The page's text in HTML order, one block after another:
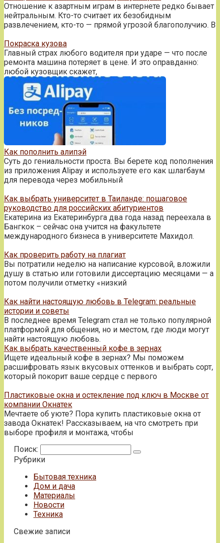
Отношение к азартным играм в интернете редко бывает
нейтральным. Кто-то считает их безобидным
развлечением, кто-то — прямой угрозой благополучию. В
Покраска кузова
Главный страх любого водителя при ударе — что после
ремонта машина потеряет в цене. И это оправданно:
любой кузовщик скажет,
Как пополнить алипэй
Суть до гениальности проста. Вы берете код пополнения
из приложения Alipay и используете его как шлагбаум
для перевода через мобильный
Как выбрать университет в Таиланде: пошаговое
руководство для российских абитуриентов
Екатерина из Екатеринбурга два года назад переехала в
Бангкок – сейчас она учится на факультете
международного бизнеса в университете Махидол.
Как проверить работу на плагиат
Вы потратили неделю на написание курсовой, вложили
душу в статью или готовили диссертацию месяцами — а
потом получили отметку «низкий
Как найти настоящую любовь в Telegram: реальные
истории и советы
В последнее время Telegram стал не только популярной
платформой для общения, но и местом, где люди могут
найти настоящую любовь.
Как выбрать качественный кофе в зернах
Ищете идеальный кофе в зернах? Мы поможем
расшифровать язык вкусовых оттенков и выбрать сорт,
который покорит ваше сердце с первого
Пластиковые окна и остекление под ключ в Москве от
компании Окнатек
Мечтаете об уюте? Пора купить пластиковые окна от
завода Окнатек! Рассказываем, на что смотреть при
выборе профиля и монтажа, чтобы
Поиск:
Рубрики
Бытовая техника
Дом и дача
Материалы
Новости
Техника
Свежие записи